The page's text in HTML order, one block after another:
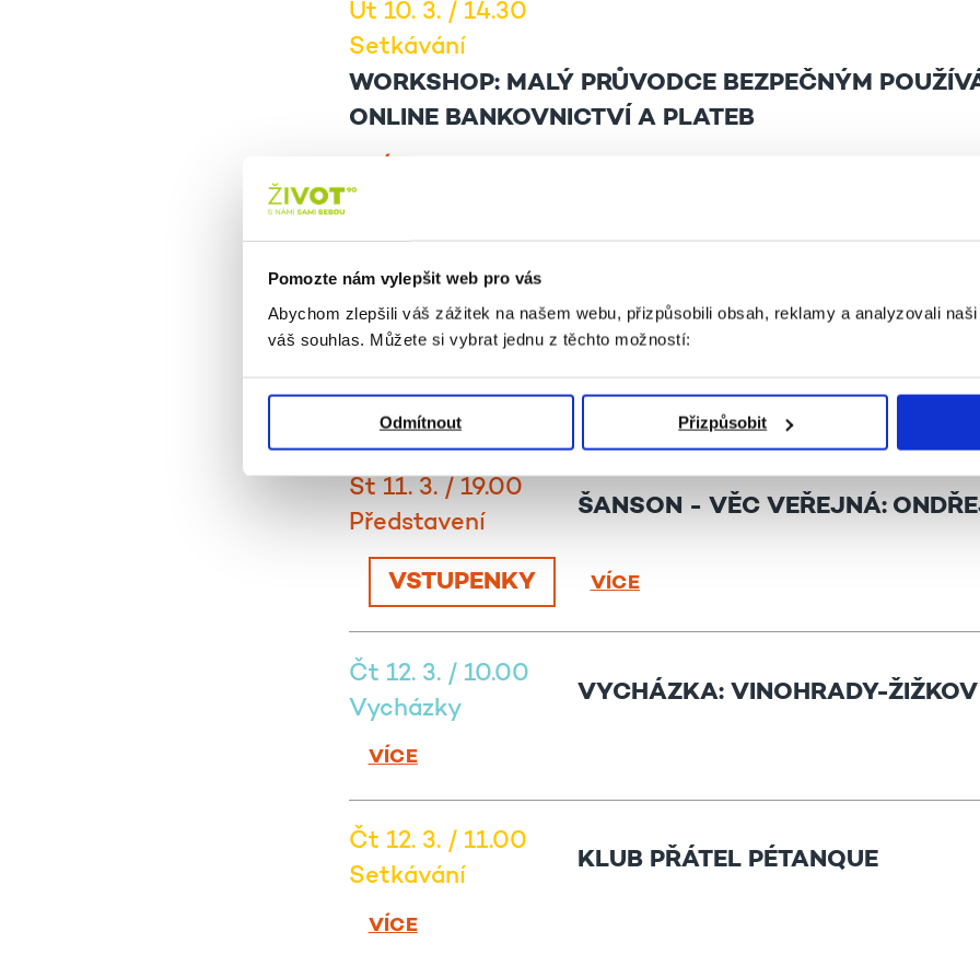
Pomozte nám vylepšit web pro vás
Abychom zlepšili váš zážitek na našem webu, přizpůsobili obsah, reklamy a analyzovali
váš souhlas. Můžete si vybrat jednu z těchto možností:
Odmítnout Přizpůsobit
Út 10. 3. / 14.30
Setkávání
WORKSHOP: MALÝ PRŮVODCE BEZPEČNÝM
ONLINE BANKOVNICTVÍ A PLATEB
Přednášky
PŘEDNÁŠKA: PĚT PODNIKATELSKÝCH GENERACÍ
- RINGHOFFEROVÉ
VÍCE
St 11. 3. / 19.00
Představení
ŠANSON - VĚC VEŘEJNÁ:
VSTUPENKY VÍCE
Čt 12. 3. / 10.00
Vycházky
VYCHÁZKA: VINOHRADY-ŽIŽKOV
VÍCE
Čt 12. 3. / 11.00
Setkávání
KLUB PŘÁTEL PÉTANQUE
VÍCE